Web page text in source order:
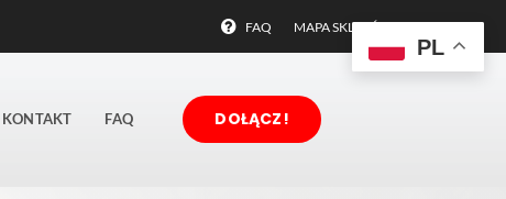
FAQ MAPA SKLEPÓW
KONTAKT FAQ DOŁĄCZ!
PL